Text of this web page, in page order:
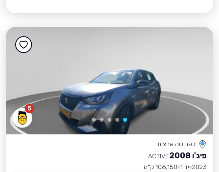
5
בפריסה ארצית
פיג'ו 2008
ACTIVE
2023 יד 1
106,150 ק״מ